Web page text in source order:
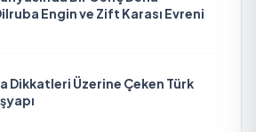
Engin ve Zift Karası Evreni
Dikkatleri Üzerine Çeken Türk